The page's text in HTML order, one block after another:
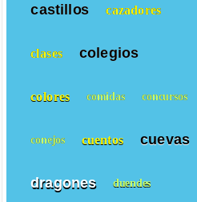
castillos cazadores
clases colegios
colores comidas concursos
conejos cuentos cuevas
dragones duendes